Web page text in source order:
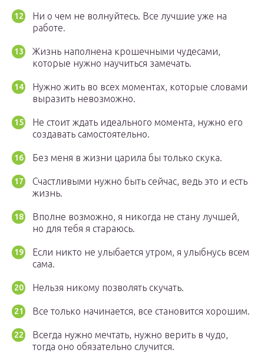
Ни о чем не волнуйтесь. Все лучшие уже на
работе.
Жизнь наполнена крошечными чудесами,
которые нужно научиться замечать.
Нужно жить во всех моментах, которые словами
выразить невозможно.
Не стоит ждать идеального момента, нужно его
создавать самостоятельно.
Без меня в жизни царила бы только скука.
Счастливыми нужно быть сейчас, ведь это и есть
жизнь.
Вполне возможно, я никогда не стану лучшей,
но для тебя я стараюсь.
Если никто не улыбается утром, я улыбнусь всем
сама.
Нельзя никому позволять скучать.
Все только начинается, все становится хорошим.
Всегда нужно мечтать, нужно верить в чудо,
тогда оно обязательно случится.